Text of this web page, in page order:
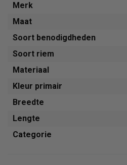
Merk
Maat
Soort benodigdheden
Soort riem
Materiaal
Kleur primair
Breedte
Lengte
Categorie